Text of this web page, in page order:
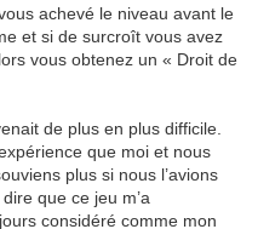
achevé le niveau avant le
et si de surcroît vous avez
vous obtenez un « Droit de
de plus en plus difficile.
que moi et nous
plus si nous l’avions
que ce jeu m’a
considéré comme mon